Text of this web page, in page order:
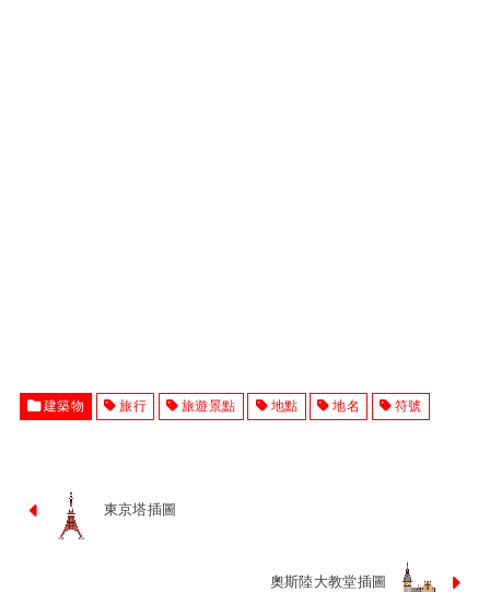
建築物 旅行 旅遊景點 地點 地名 符號
東京塔插圖
奧斯陸大教堂插圖